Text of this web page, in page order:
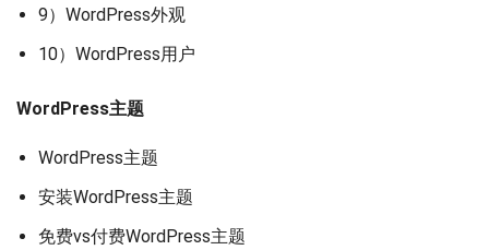
9）WordPress外观
10）WordPress用户
WordPress主题
WordPress主题
安装WordPress主题
免费vs付费WordPress主题